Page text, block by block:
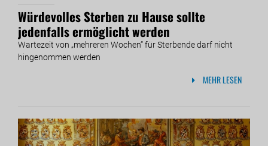
Würdevolles Sterben zu Hause sollte
jedenfalls ermöglicht werden
Wartezeit von „mehreren Wochen“ für Sterbende darf nicht
hingenommen werden
MEHR LESEN